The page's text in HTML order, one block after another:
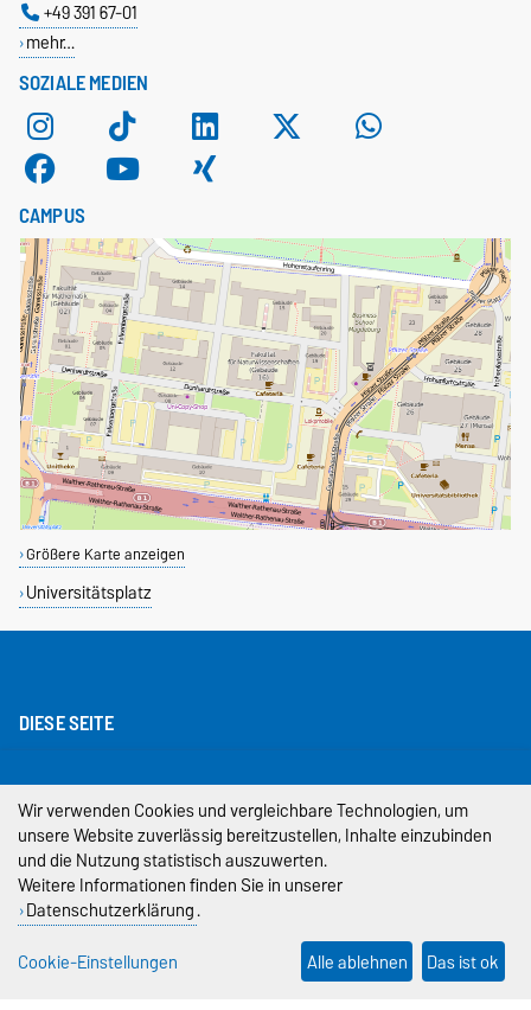
SOZIALE MEDIEN
+49 391 67-01
mehr…
CAMPUS
Größere Karte anzeigen
Universitätsplatz
DIESE SEITE
Impressum
Datenschutz
Cookie-Einstellungen
Wir verwenden Cookies und vergleichbare Technologien, um
unsere Website zuverlässig bereitzustellen, Inhalte einzubinden
und die Nutzung statistisch auszuwerten.
Weitere Informationen finden Sie in unserer
Datenschutzerklärung.
Cookie-Einstellungen
Alle ablehnen Das ist ok